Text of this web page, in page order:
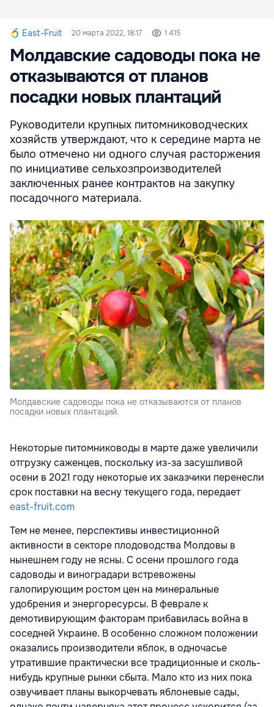
East-Fruit 20 марта 2022, 18:17 1 415
Молдавские садоводы пока не
отказываются от планов
посадки новых плантаций
Руководители крупных питомниководческих
хозяйств утверждают, что к середине марта не
было отмечено ни одного случая расторжения
по инициативе сельхозпроизводителей
заключенных ранее контрактов на закупку
посадочного материала.
Молдавские садоводы пока не отказываются от планов
посадки новых плантаций.
Некоторые питомниководы в марте даже увеличили
отгрузку саженцев, поскольку из-за засушливой
осени в 2021 году некоторые их заказчики перенесли
срок поставки на весну текущего года, передает
east-fruit.com
Тем не менее, перспективы инвестиционной
активности в секторе плодоводства Молдовы в
нынешнем году не ясны. С осени прошлого года
садоводы и виноградари встревожены
галопирующим ростом цен на минеральные
удобрения и энергоресурсы. В феврале к
демотивирующим факторам прибавилась война в
соседней Украине. В особенно сложном положении
оказались производители яблок, в одночасье
утратившие практически все традиционные и сколь-
нибудь крупные рынки сбыта. Мало кто из них пока
озвучивает планы выкорчевать яблоневые сады,